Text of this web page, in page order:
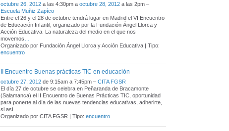
octubre 26, 2012 a las 4:30pm a octubre 28, 2012 a las 2pm –
Escuela Muñiz Zapíco
Entre el 26 y el 28 de octubre tendrá lugar en Madrid el VI Encuentro
de Educación Infantil, organizado por la Fundación Ángel Llorca y
Acción Educativa. La naturaleza del medio en el que nos
movemos
Organizado por Fundación Ángel Llorca y Acción Educativa | Tipo:
encuentro
II Encuentro Buenas prácticas TIC en educación
octubre 27, 2012 de 9:15am a 7:45pm – CITA FGSR
El día 27 de octubre se celebra en Peñaranda de Bracamonte
(Salamanca) el II Encuentro de Buenas Prácticas TIC, oportunidad
para ponerte al día de las nuevas tendencias educativas, adherirte,
si así
Organizado por CITA FGSR | Tipo: encuentro